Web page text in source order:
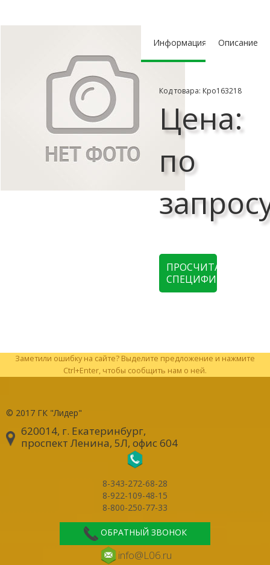
Информация Описание
Код товара: Кро163218
Цена:
по
ПРОСЧИТАТЬ
СПЕЦИФИКАЦИЮ
Заметили ошибку на сайте? Выделите предложение и нажмите
Ctrl+Enter, чтобы сообщить нам о ней.
© 2017 ГК "Лидер"
620014, г. Екатеринбург,
проспект Ленина, 5Л, офис 604
8-343-272-68-28
8-922-109-48-15
8-800-250-77-33
ОБРАТНЫЙ ЗВОНОК
info@L06.ru